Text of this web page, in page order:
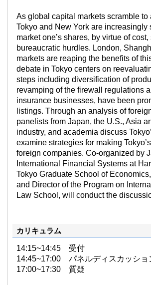
As global capital markets scramble
Tokyo and New York are
market one’s shares, by virtue of
bureaucratic hurdles. London,
markets are reaping the benefits of
debate in Tokyo centers on
steps including diversification of
revamping of the firewall regulations
insurance businesses, have been
listings. Through an analysis of
panelists from Japan, the U.S., Asia
industry, and academia discuss
examine strategies for making
foreign companies. Co-organized by
International Financial Systems at
Tokyo Graduate School of
and Director of the Program on
Law School, will conduct the
カリキュラム
14:15~14:45 受付
14:45~17:00 パネルディスカッショ
17:00~17:30 質疑